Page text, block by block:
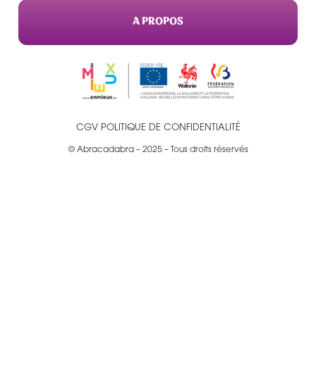
A PROPOS
CGV POLITIQUE DE CONFIDENTIALITÉ
© Abracadabra – 2025 – Tous droits réservés